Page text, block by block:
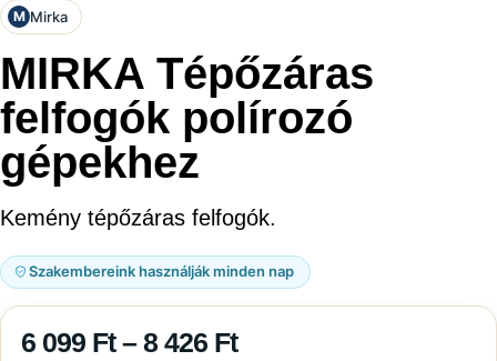
M Mirka
MIRKA Tépőzáras
felfogók polírozó
gépekhez
Kemény tépőzáras felfogók.
Szakembereink használják minden nap
6 099 Ft – 8 426 Ft